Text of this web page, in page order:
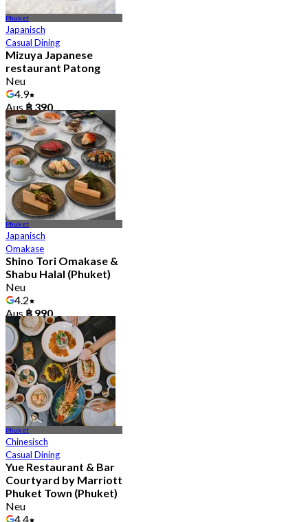
Phuket
Japanisch
Casual Dining
Mizuya Japanese
restaurant Patong
Neu
4.9
Aus ฿ 390
Phuket
Japanisch
Omakase
Shino Tori Omakase &
Shabu Halal (Phuket)
Neu
4.2
Aus ฿ 990
Phuket
Chinesisch
Casual Dining
Yue Restaurant & Bar​
Courtyard by Marriott
Phuket Town (Phuket)
Neu
4.4